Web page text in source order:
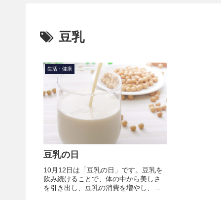
豆乳
生活・健康
豆乳の日
10月12日は「豆乳の日」です。豆乳を
飲み続けることで、体の中から美しさ
を引き出し、豆乳の消費を増やし、豆